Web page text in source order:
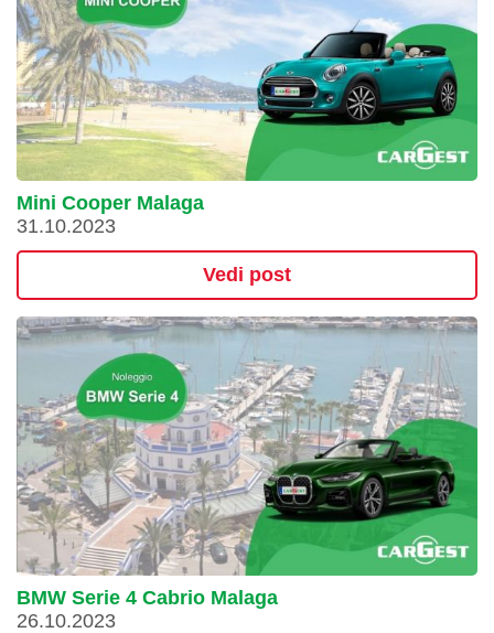
Mini Cooper Malaga
31.10.2023
Vedi post
BMW Serie 4 Cabrio Malaga
26.10.2023